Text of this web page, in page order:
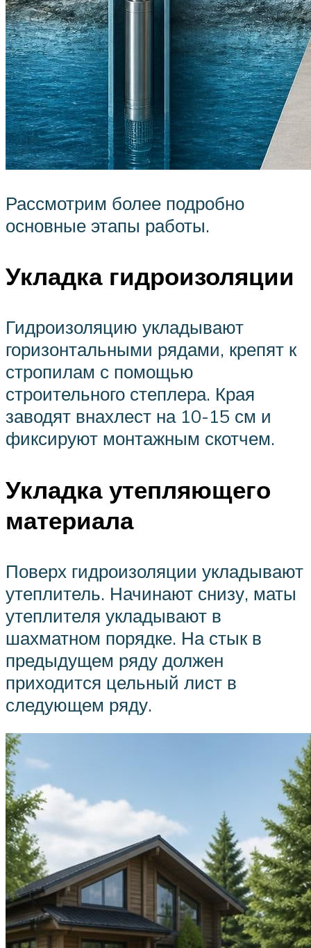
Рассмотрим более подробно
основные этапы работы.
Укладка гидроизоляции
Гидроизоляцию укладывают
горизонтальными рядами, крепят к
стропилам с помощью
строительного степлера. Края
заводят внахлест на 10-15 см и
фиксируют монтажным скотчем.
Укладка утепляющего
материала
Поверх гидроизоляции укладывают
утеплитель. Начинают снизу, маты
утеплителя укладывают в
шахматном порядке. На стык в
предыдущем ряду должен
приходится цельный лист в
следующем ряду.